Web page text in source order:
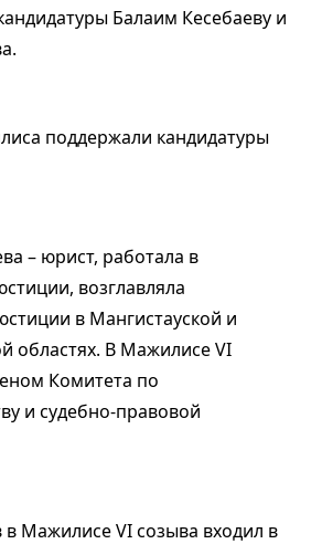
Балаим Кесебаеву и
поддержали кандидатуры
– юрист, работала в
возглавляла
в Мангистауской и
областях. В Мажилисе VI
Комитета по
и судебно-правовой
в Мажилисе VI созыва входил в